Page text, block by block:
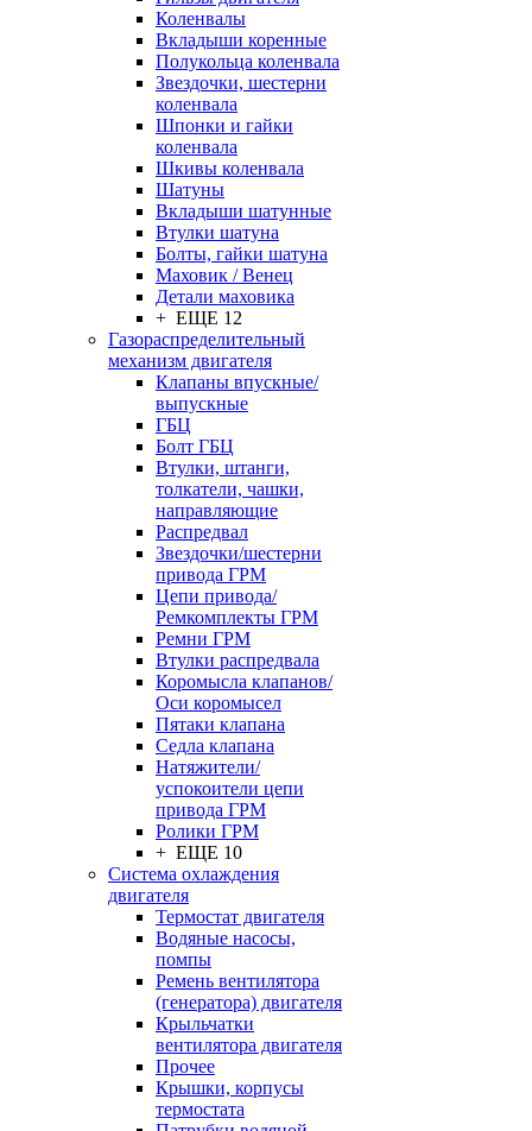
Коленвалы
Вкладыши коренные
Полукольца коленвала
Звездочки, шестерни
коленвала
Шпонки и гайки
коленвала
Шкивы коленвала
Шатуны
Вкладыши шатунные
Втулки шатуна
Болты, гайки шатуна
Маховик / Венец
Детали маховика
+ ЕЩЕ 12
Газораспределительный
механизм двигателя
Клапаны впускные/
выпускные
ГБЦ
Болт ГБЦ
Втулки, штанги,
толкатели, чашки,
направляющие
Распредвал
Звездочки/шестерни
привода ГРМ
Цепи привода/
Ремкомплекты ГРМ
Ремни ГРМ
Втулки распредвала
Коромысла клапанов/
Оси коромысел
Пятаки клапана
Седла клапана
Натяжители/
успокоители цепи
привода ГРМ
Ролики ГРМ
+ ЕЩЕ 10
Система охлаждения
двигателя
Термостат двигателя
Водяные насосы,
помпы
Ремень вентилятора
(генератора) двигателя
Крыльчатки
вентилятора двигателя
Прочее
Крышки, корпусы
термостата